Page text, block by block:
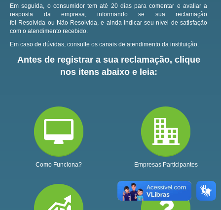
Em seguida, o consumidor tem até 20 dias para comentar e avaliar a
resposta da empresa, informando se sua reclamação
foi Resolvida ou Não Resolvida, e ainda indicar seu nível de satisfação
com o atendimento recebido.
Em caso de dúvidas, consulte os canais de atendimento da instituição.
Antes de registrar a sua reclamação, clique
nos itens abaixo e leia:
Como Funciona? Empresas Participantes